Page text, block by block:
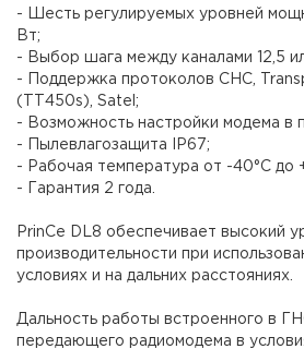
- Шесть регулируемых уровней
Вт;
- Выбор шага между каналами 12,5
- Поддержка протоколов CHC,
(TT450s), Satel;
- Возможность настройки модема в
- Пылевлагозащита IP67;
- Рабочая температура от -40°C до
- Гарантия 2 года.
PrinCe DL8 обеспечивает высокий
производительности при
условиях и на дальних расстояниях.
Дальность работы встроенного в
передающего радиомодема в